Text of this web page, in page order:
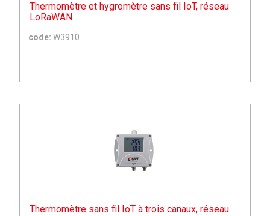
Thermomètre et hygromètre sans fil IoT, réseau
LoRaWAN
code: W3910
Thermomètre sans fil IoT à trois canaux, réseau